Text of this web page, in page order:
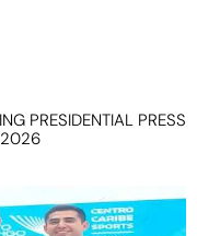
PRESIDENTIAL PRESS
2026